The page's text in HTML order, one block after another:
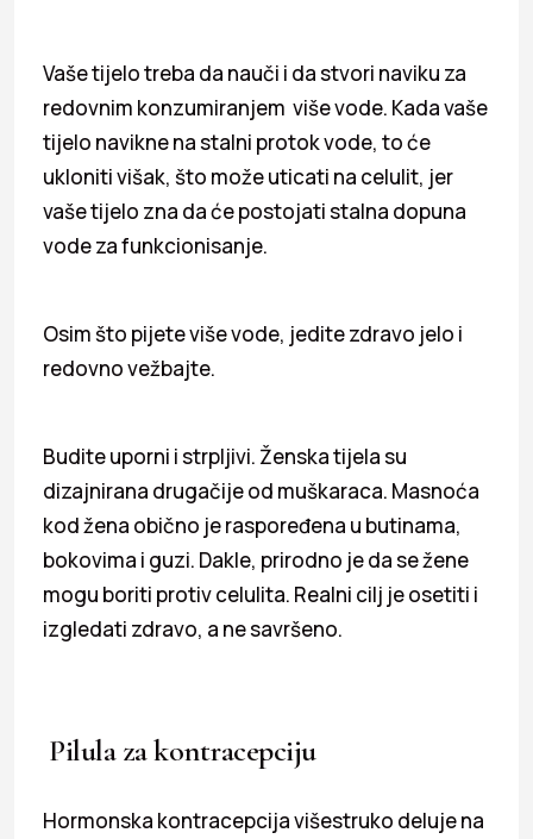
Vaše tijelo treba da nauči i da stvori naviku za
redovnim konzumiranjem više vode. Kada vaše
tijelo navikne na stalni protok vode, to će
ukloniti višak, što može uticati na celulit, jer
vaše tijelo zna da će postojati stalna dopuna
vode za funkcionisanje.
Osim što pijete više vode, jedite zdravo jelo i
redovno vežbajte.
Budite uporni i strpljivi. Ženska tijela su
dizajnirana drugačije od muškaraca. Masnoća
kod žena obično je raspoređena u butinama,
bokovima i guzi. Dakle, prirodno je da se žene
mogu boriti protiv celulita. Realni cilj je osetiti i
izgledati zdravo, a ne savršeno.
Pilula za kontracepciju
Hormonska kontracepcija višestruko deluje na